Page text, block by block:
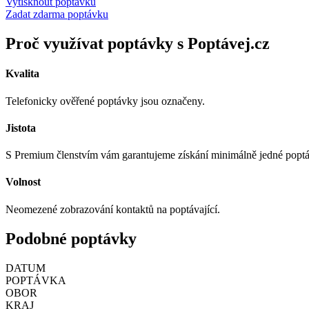
Zadat zdarma poptávku
Proč využívat poptávky s Poptávej.cz
Kvalita
Telefonicky ověřené poptávky jsou označeny.
Jistota
S Premium členstvím vám garantujeme získání minimálně jedné
Volnost
Neomezené zobrazování kontaktů na poptávající.
Podobné poptávky
DATUM
POPTÁVKA
OBOR
KRAJ